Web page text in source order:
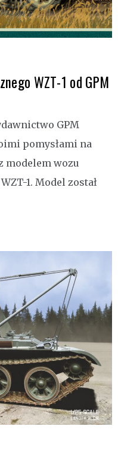
WZT-1 od GPM
GPM
pomysłami na
modelem wozu
1. Model został